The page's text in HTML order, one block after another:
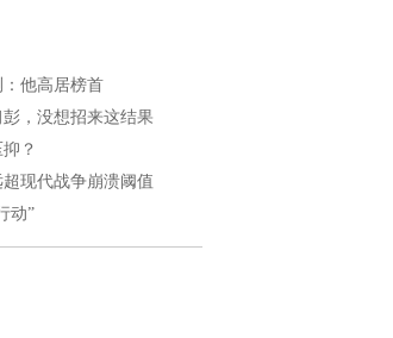
他高居榜首
，没想招来这结果
？
现代战争崩溃阈值
动”